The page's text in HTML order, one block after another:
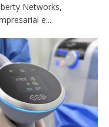
Networks,
e...